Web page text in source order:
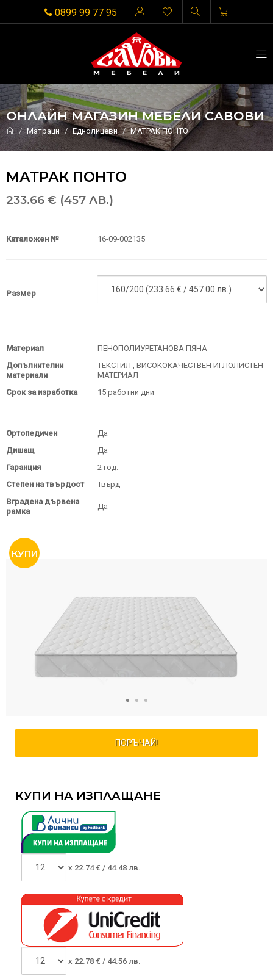
0899 99 77 95
ОНЛАЙН МАГАЗИН МЕБЕЛИ САВОВИ
Матраци Еднолицеви МАТРАК ПОНТО
МАТРАК ПОНТО
233.66 € (457 ЛВ.)
Каталожен № 16-09-002135
Размер
Материал
ПЕНОПОЛИУРЕТАНОВА ПЯНА
Допълнителни
материали
ТЕКСТИЛ , ВИСОКОКАЧЕСТВЕН ИГЛОЛИСТЕН
МАТЕРИАЛ
Срок за изработка
15 работни дни
Ортопедичен
Да
Дишащ
Да
Гаранция
2 год.
Степен на твърдост
Твърд
Вградена дървена
рамка
Да
ПОРЪЧАЙ!
КУПИ НА ИЗПЛАЩАНЕ
x 22.74€ / 44.48 лв.
x 22.78 € / 44.56 лв.